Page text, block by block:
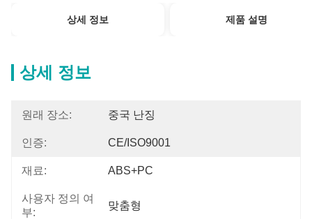
상세 정보 제품 설명
상세 정보
원래 장소: 중국 난징
인증: CE/ISO9001
재료: ABS+PC
사용자 정의 여
부:
맞춤형